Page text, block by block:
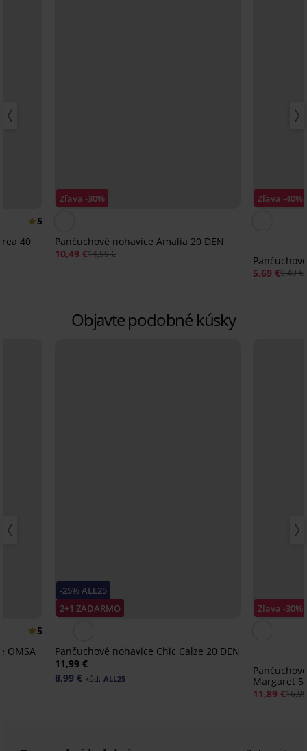
5
40
Zľava -30%
Pančuchové nohavice Amalia 20 DEN
10,49 €14,99 €
Zľava -40%
5,69 €9,49 €
Objavte podobné kúsky
5
OMSA
-25% ALL25
2+1 ZADARMO
Pančuchové nohavice Chic Calze 20 DEN
11,99 €
8,99 € kód: ALL25
Zľava -30%
Margaret
11,89 €